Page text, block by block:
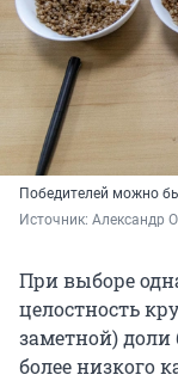
Победителей можно
Источник: Александр
При выборе
целостность
заметной)
более низкого